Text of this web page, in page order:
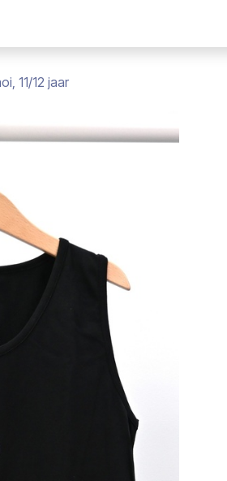
11/12 jaar